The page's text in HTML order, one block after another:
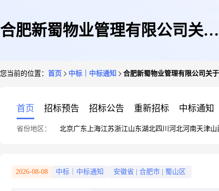
合肥新蜀物业管理有限公司关于
您当前的位置： 首页 中标｜中标通知 合肥新蜀物业管理有限公司关
首页 招标预告 招标公告 重新招标 中标通知
省份地区： 北京广东 上海江苏浙江山东湖北四川 河北河南天津山
2026-08-08 中标｜中标通知 安徽省 合肥市 蜀山区